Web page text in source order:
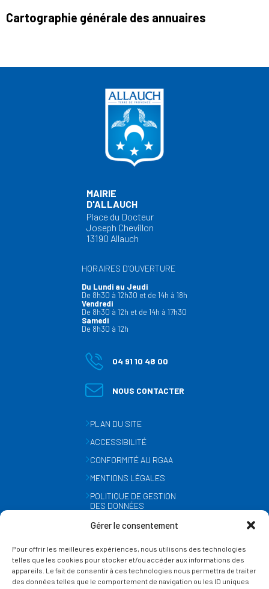
Gérer le consentement
Pour offrir les meilleures expériences, nous utilisons des technologies
telles que les cookies pour stocker et/ou accéder aux informations des
appareils. Le fait de consentir à ces technologies nous permettra de traiter
des données telles que le comportement de navigation ou les ID uniques
Cartographie générale des annuaires
MAIRIE
D'ALLAUCH
Place du Docteur
Joseph Chevillon
13190 Allauch
HORAIRES D’OUVERTURE
Du Lundi au Jeudi
De 8h30 à 12h30 et de 14h à 18h
Vendredi
De 8h30 à 12h et de 14h à 17h30
Samedi
De 8h30 à 12h
04 91 10 48 00
NOUS CONTACTER
PLAN DU SITE
ACCESSIBILITÉ
CONFORMITÉ AU RGAA
MENTIONS LÉGALES
POLITIQUE DE GESTION
DES DONNÉES
GESTION DES COOKIES